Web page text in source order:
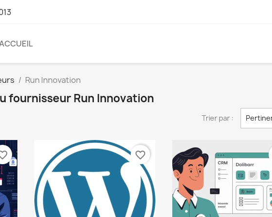
Run Innovation
fournisseur Run Innovation
Trier par :
favorite_border